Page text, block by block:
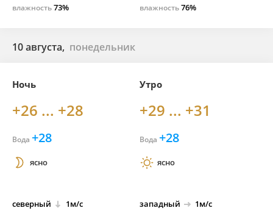
влажность73% влажность76%
10 августа, понедельник
Ночь
+26 ... +28
Вода +28
ясно
северный 1м/с
Утро
+29 ... +31
Вода +28
ясно
западный 1м/с